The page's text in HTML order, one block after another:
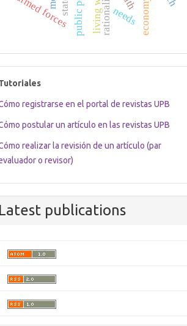
living wellrationality
armed forces needs
tutoriales
registrarse en el portal de revistas UPB
postular un artículo en las revistas UPB
realizar la revisión de un artículo (par
o revisor)
Latest publications